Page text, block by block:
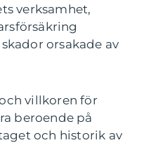
verksamhet,
orsakade av
villkoren för
beroende på
och historik av